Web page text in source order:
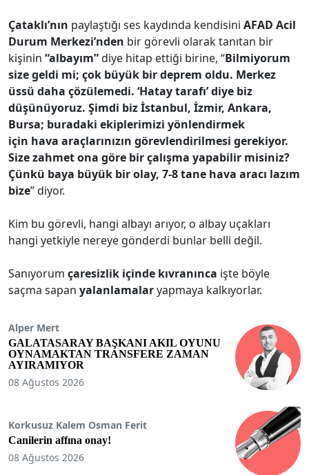
Çataklı’nın paylaştığı ses kaydında kendisini AFAD Acil
Durum Merkezi’nden bir görevli olarak tanıtan bir
kişinin “albayım”diye hitap ettiği birine, “Bilmiyorum
size geldi mi; çok büyük bir deprem oldu. Merkez
üssü daha çözülemedi. ‘Hatay tarafı’ diye biz
düşünüyoruz. Şimdi biz İstanbul, İzmir, Ankara,
Bursa; buradaki ekiplerimizi yönlendirmek
için hava araçlarınızın görevlendirilmesi gerekiyor.
Size zahmet ona göre bir çalışma yapabilir misiniz?
Çünkü baya büyük bir olay, 7-8 tane hava aracı lazım
bize” diyor.
Kim bu görevli, hangi albayı arıyor, o albay uçakları
hangi yetkiyle nereye gönderdi bunlar belli değil.
Sanıyorum çaresizlik içinde kıvranınca işte böyle
saçma sapan yalanlamalaryapmaya kalkıyorlar.
Alper Mert
GALATASARAY BAŞKANI AKIL OYUNU
OYNAMAKTAN TRANSFERE ZAMAN
AYIRAMIYOR
08 Ağustos 2026
Korkusuz Kalem Osman Ferit
Canilerin affına onay!
08 Ağustos 2026